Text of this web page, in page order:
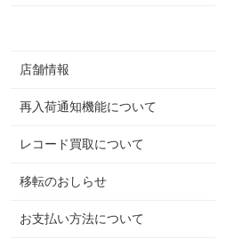
店舗情報
再入荷通知機能について
レコード買取について
移転のおしらせ
お支払い方法について